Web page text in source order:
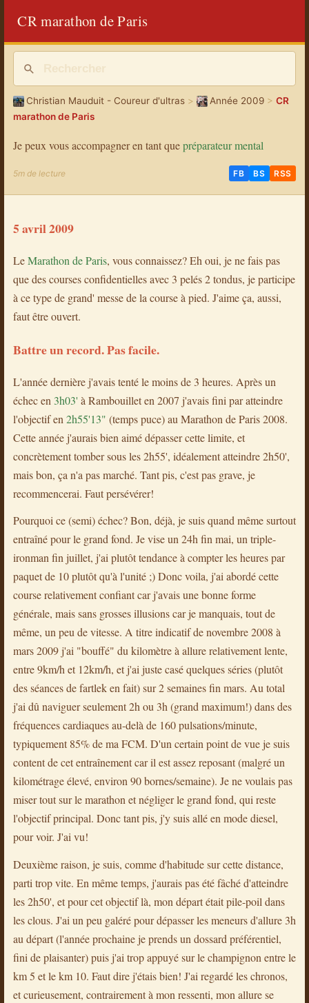
CR marathon de Paris
Christian Mauduit - Coureur d'ultras> Année 2009 >CR
marathon de Paris
Je peux vous accompagner en tant quepréparateur mental
5m de lecture FB BS RSS
5 avril 2009
LeMarathon de Paris, vous connaissez? Eh oui, je ne fais pas
que des courses confidentielles avec 3 pelés 2 tondus, je participe
à ce type de grand' messe de la course à pied. J'aime ça, aussi,
faut être ouvert.
Battre un record. Pas facile.
L'année dernière j'avais tenté le moins de 3 heures. Après un
échec en 3h03' à Rambouillet en 2007 j'avais fini par atteindre
l'objectif en 2h55'13" (temps puce) au Marathon de Paris 2008.
Cette année j'aurais bien aimé dépasser cette limite, et
concrètement tomber sous les 2h55', idéalement atteindre 2h50',
mais bon, ça n'a pas marché. Tant pis, c'est pas grave, je
recommencerai. Faut persévérer!
Pourquoi ce (semi) échec? Bon, déjà, je suis quand même surtout
entraîné pour le grand fond. Je vise un 24h fin mai, un triple-
ironman fin juillet, j'ai plutôt tendance à compter les heures par
paquet de 10 plutôt qu'à l'unité ;) Donc voila, j'ai abordé cette
course relativement confiant car j'avais une bonne forme
générale, mais sans grosses illusions car je manquais, tout de
même, un peu de vitesse. A titre indicatif de novembre 2008 à
mars 2009 j'ai "bouffé" du kilomètre à allure relativement lente,
entre 9km/h et 12km/h, et j'ai juste casé quelques séries (plutôt
des séances de fartlek en fait) sur 2 semaines fin mars. Au total
j'ai dû naviguer seulement 2h ou 3h (grand maximum!) dans des
fréquences cardiaques au-delà de 160 pulsations/minute,
typiquement 85% de ma FCM. D'un certain point de vue je suis
content de cet entraînement car il est assez reposant (malgré un
kilométrage élevé, environ 90 bornes/semaine). Je ne voulais pas
miser tout sur le marathon et négliger le grand fond, qui reste
l'objectif principal. Donc tant pis, j'y suis allé en mode diesel,
pour voir. J'ai vu!
Deuxième raison, je suis, comme d'habitude sur cette distance,
parti trop vite. En même temps, j'aurais pas été fâché d'atteindre
les 2h50', et pour cet objectif là, mon départ était pile-poil dans
les clous. J'ai un peu galéré pour dépasser les meneurs d'allure 3h
au départ (l'année prochaine je prends un dossard préférentiel,
fini de plaisanter) puis j'ai trop appuyé sur le champignon entre le
km 5 et le km 10. Faut dire j'étais bien! J'ai regardé les chronos,
et curieusement, contrairement à mon ressenti, mon allure se